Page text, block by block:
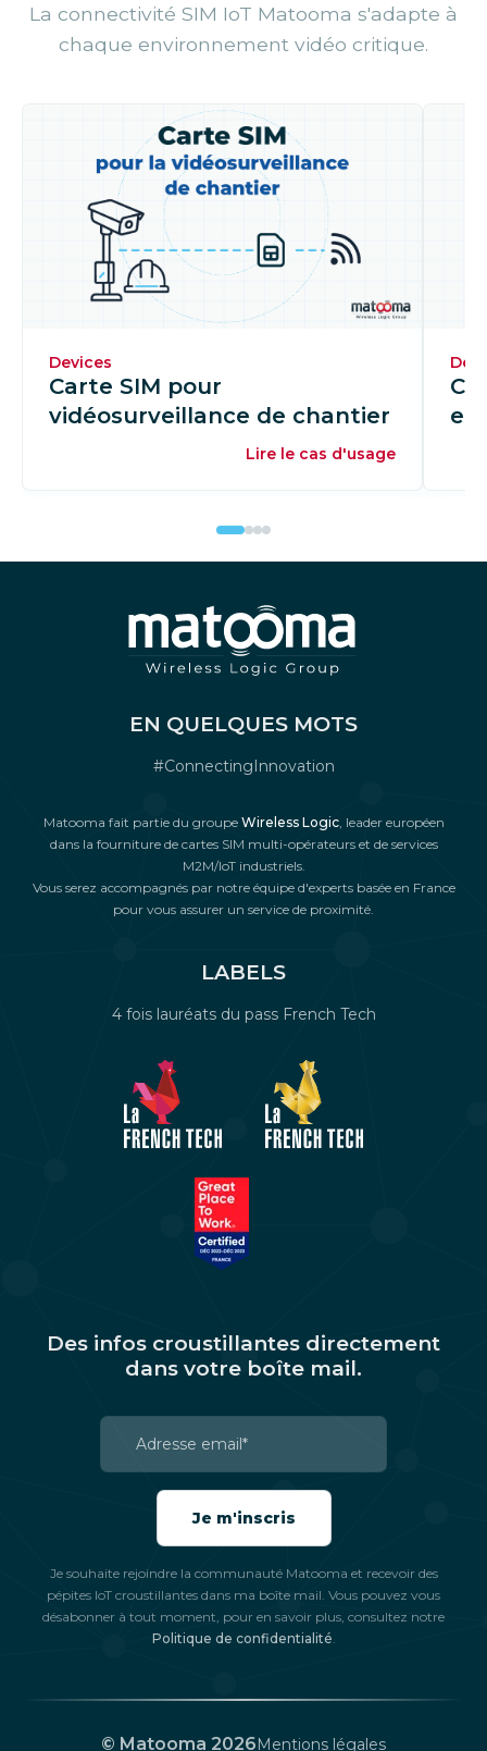
Salut c'est nous...
On a attendu d'être sûrs que le contenu de ce site vous intéresse
pendant votre visite...
La connectivité SIM IoT Matooma s'adapte à
chaque environnement vidéo critique.
Devices
Carte SIM pour
vidéosurveillance de chantier
Lire le cas d'usage
Carte SIM pour vidéosurveillance de chantier
EN QUELQUES MOTS
#ConnectingInnovation
Matooma fait partie du groupe Wireless Logic, leader européen
dans la fourniture de cartes SIM multi-opérateurs et de services
M2M/IoT industriels.
Vous serez accompagnés par notre équipe d'experts basée en France
pour vous assurer un service de proximité.
LABELS
4 fois lauréats du pass French Tech
Des infos croustillantes directement
dans votre boîte mail.
Je souhaite rejoindre la communauté Matooma et recevoir des
pépites IoT croustillantes dans ma boîte mail. Vous pouvez vous
désabonner à tout moment, pour en savoir plus, consultez notre
Politique de confidentialité.
© Matooma 2026Mentions légales